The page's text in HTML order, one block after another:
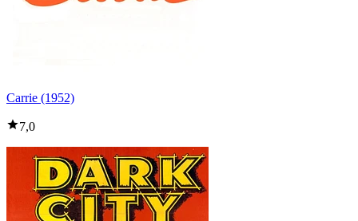
Carrie (1952)
7,0